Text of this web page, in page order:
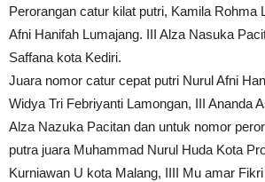
Perorangan catur kilat putri, Kamila Rohma
Afni Hanifah Lumajang. III Alza Nasuka
Saffana kota Kediri.
Juara nomor catur cepat putri Nurul Afni
Widya Tri Febriyanti Lamongan, III Ananda
Alza Nazuka Pacitan dan untuk nomor
putra juara Muhammad Nurul Huda Kota
Kurniawan U kota Malang, IIII Mu amar